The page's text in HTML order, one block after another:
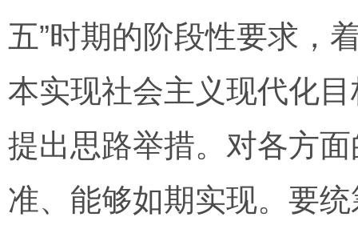
五”时期的阶段性要求，
本实现社会主义现代化
提出思路举措。对各方
准、能够如期实现。要